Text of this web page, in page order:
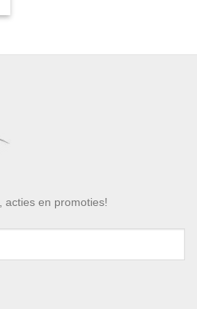
acties en promoties!